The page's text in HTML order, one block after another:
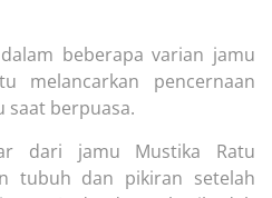
beberapa varian jamu
melancarkan pencernaan
saat berpuasa.
dari jamu Mustika Ratu
tubuh dan pikiran setelah